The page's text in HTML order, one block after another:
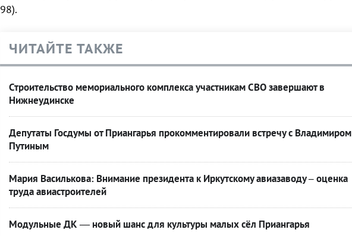
98).
ЧИТАЙТЕ ТАКЖЕ
Строительство мемориального комплекса участникам СВО завершают в
Нижнеудинске
Депутаты Госдумы от Приангарья прокомментировали встречу с Владимиром
Путиным
Мария Василькова: Внимание президента к Иркутскому авиазаводу – оценка
труда авиастроителей
Модульные ДК — новый шанс для культуры малых сёл Приангарья